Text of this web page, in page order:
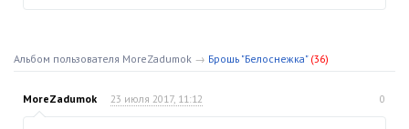
Альбом пользователя MoreZadumok → Брошь "Белоснежка" (36)
MoreZadumok 23 июля 2017, 11:12 0